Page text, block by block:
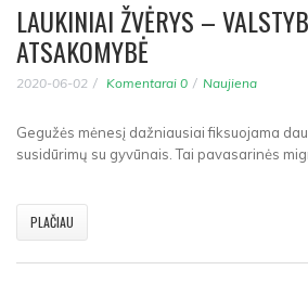
LAUKINIAI ŽVĖRYS –
ATSAKOMYBĖ
2020-06-02 Komentarai 0 Naujiena
Gegužės mėnesį dažniausiai fiksuojama
susidūrimų su gyvūnais. Tai pavasarinės
PLAČIAU